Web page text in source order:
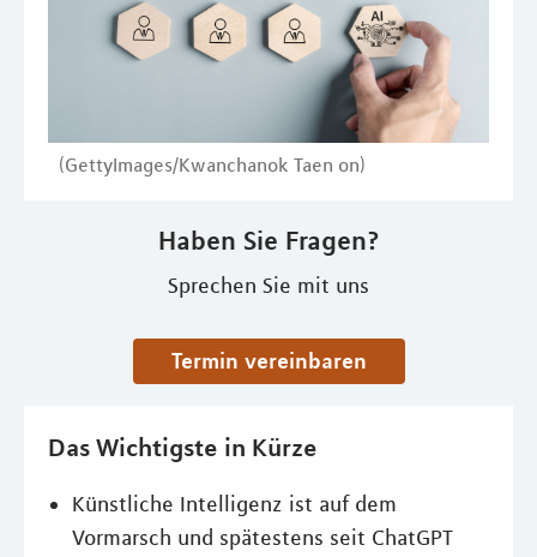
(GettyImages/Kwanchanok Taen on)
Haben Sie Fragen?
Sprechen Sie mit uns
Termin vereinbaren
Das Wichtigste in Kürze
Künstliche Intelligenz ist auf dem
Vormarsch und spätestens seit ChatGPT